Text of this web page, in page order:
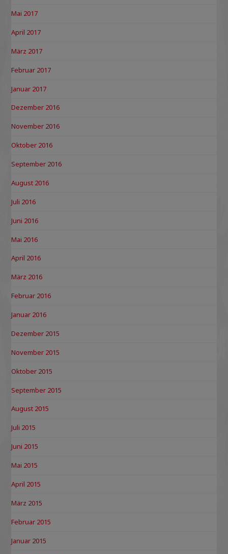
Mai 2017
April 2017
März 2017
Februar 2017
Januar 2017
Dezember 2016
November 2016
Oktober 2016
September 2016
August 2016
Juli 2016
Juni 2016
Mai 2016
April 2016
März 2016
Februar 2016
Januar 2016
Dezember 2015
November 2015
Oktober 2015
September 2015
August 2015
Juli 2015
Juni 2015
Mai 2015
April 2015
März 2015
Februar 2015
Januar 2015